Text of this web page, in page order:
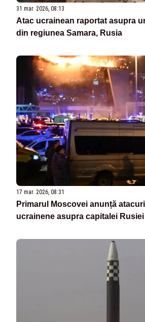
31 mar. 2026, 08:13
Atac ucrainean raportat asupra
din regiunea Samara, Rusia
17 mar. 2026, 08:31
Primarul Moscovei anunță
ucrainene asupra capitalei Rusiei